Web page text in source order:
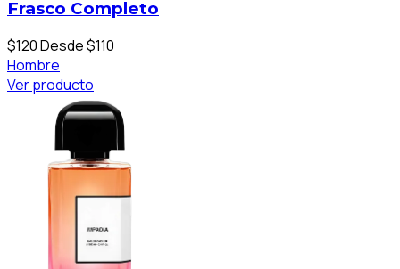
Frasco Completo
$120Desde $110
Hombre
Ver producto